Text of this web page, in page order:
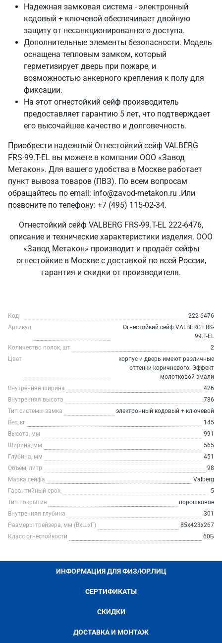
Надежная замковая система - электронный
кодовый + ключевой обеспечивает двойную
защиту от несанкционированного доступа.
Дополнительные элементы безопасности. Модель
оснащена тепловым замком, который
герметизирует дверь при пожаре, и
возможностью анкерного крепления к полу для
фиксации.
На этот огнестойкий сейф производитель
предоставляет гарантию 5 лет, что подтверждает
его высочайшее качество и долговечность.
Приобрести надежный Огнестойкий сейф VALBERG
FRS-99.T-EL вы можете в компании ООО «Завод
Метакон». Для вашего удобства в Москве работает
пункт вывоза товаров (ПВЗ). По всем вопросам
обращайтесь по email: info@zavod-metakon.ru .Или
позвоните по телефону: +7 (495) 115-02-34.
Огнестойкий сейф VALBERG FRS-99.T-EL 222-6476,
описание и технические характеристики изделия. ООО
«Завод Метакон» производит и продаёт сейфы
огнестойкие в Москве с доставкой по всей России,
гарантия и скидки от производителя.
Код
222-6476
Артикул
Огнестойкий сейф VALBERG FRS-
99.T-EL
Количество полок, шт
2
Цвет
корпус и дверь имеют различные
оттенки коричневого. Эффект
молотковой эмали
Внутренняя ширина
426
Внутренняя высота
786
Тип системы замка
электронный кодовый + ключевой
Вес, кг
145
Высота, мм
991
Ширина, мм
565
Глубина, мм
451
Объем, литр
98
Марка сейфа
Valberg
Гарантийный срок
5
Тип покрытия
порошковое
Внутренняя глубина
301
Размеры трейзера, мм (ВхШхГ)
85х423х267
Класс огнестойкости
60Б
ИНФОРМАЦИЯ ДЛЯ ФИЗ/ЮР.ЛИЦ
СЕРТИФИКАТЫ
СКИДКИ
ДОСТАВКА И МОНТАЖ